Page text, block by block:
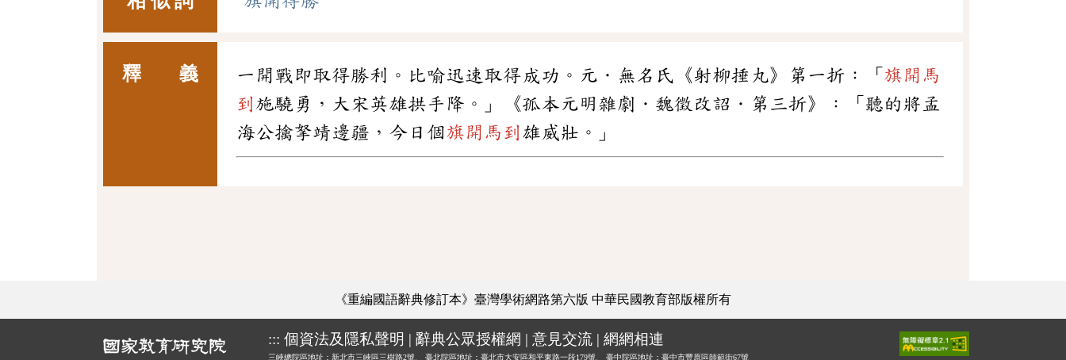
釋 義 一開戰即取得勝利。比喻迅速取得成功。元．無名氏《射柳捶丸》第一折：「 旗開馬
到 施驍勇，大宋英雄拱手降。」《孤本元明雜劇．魏徵改詔．第三折》：「聽的將孟
海公擒拏靖邊疆，今日個旗開馬到 雄威壯。」
《重編國語辭典修訂本》臺灣學術網路第六版 中華民國教育部版權所有
::: 個資法及隱私聲明 | 辭典公眾授權網 | 意見交流 | 網網相連
三峽總院區地址：新北市三峽區三樹路2號、 臺北院區地址：臺北市大安區和平東路一段179號、 臺中院區地址：臺中市豐原區師範街67號